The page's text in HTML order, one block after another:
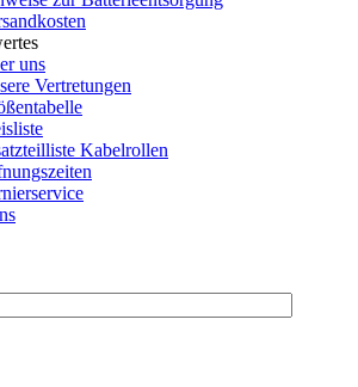
uns
Vertretungen
Kabelrollen